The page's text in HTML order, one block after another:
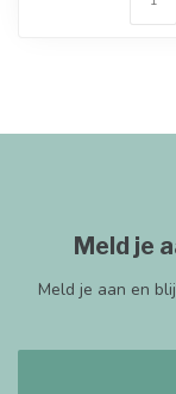
Meld je
Meld je aan en